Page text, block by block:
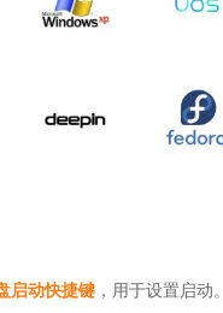
启动快捷键 ，用于设置启动。